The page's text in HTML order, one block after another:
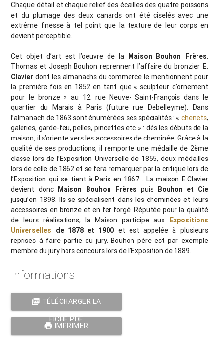
Chaque détail et chaque relief des écailles des quatre poissons
et du plumage des deux canards ont été ciselés avec une
extrême finesse à tel point que la texture de leur corps en
devient perceptible.
Cet objet d’art est l’oeuvre de la Maison Bouhon Frères.
Thomas et Joseph Bouhon reprennent l’affaire du bronzier E.
Clavier dont les almanachs du commerce le mentionnent pour
la première fois en 1852 en tant que « sculpteur d’ornement
pour le bronze » au 12, rue Neuve- Saint-François dans le
quartier du Marais à Paris (future rue Debelleyme). Dans
l’almanach de 1863 sont énumérées ses spécialités : « chenets,
galeries, garde-feu, pelles, pincettes etc » : dès les débuts de la
maison, il s’oriente vers les accessoires de cheminée. Grâce à la
qualité de ses productions, il remporte une médaille de 2ème
classe lors de l’Exposition Universelle de 1855, deux médailles
lors de celle de 1862 et se fera remarquer par la critique lors de
l’Exposition qui se tient à Paris en 1867 . La maison E.Clavier
devient donc Maison Bouhon Frères puis Bouhon et Cie
jusqu’en 1898. Ils se spécialisent dans les cheminées et leurs
accessoires en bronze et en fer forgé. Réputée pour la qualité
de leurs réalisations, la Maison participe aux Expositions
Universelles de 1878 et 1900 et est appelée à plusieurs
reprises à faire partie du jury. Bouhon père est par exemple
membre du jury hors concours lors de l’Exposition de 1889.
Informations
picture_as_pdf TÉLÉCHARGER LA
FICHE PDF
print IMPRIMER